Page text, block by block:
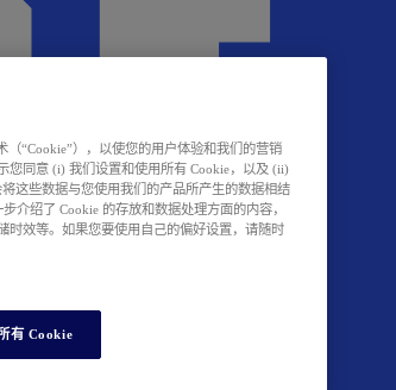
（“Cookie”），以使您的用户体验和我们的营销
您同意 (i) 我们设置和使用所有 Cookie，以及 (ii)
这些数据与您使用我们的产品所产生的数据相结
步介绍了 Cookie 的存放和数据处理方面的内容，
时效等。如果您要使用自己的偏好设置，请随时
有 Cookie